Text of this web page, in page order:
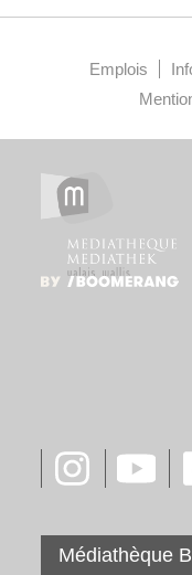
Emplois
Médiathèque